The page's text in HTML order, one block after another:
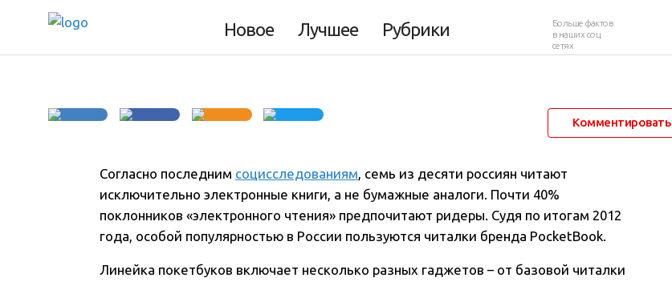
Новое Лучшее Рубрики
Больше фактов
в наших соц.
сетях
Комментировать
Согласно последним социсследованиям, семь из десяти россиян читают
исключительно электронные книги, а не бумажные аналоги. Почти 40%
поклонников «электронного чтения» предпочитают ридеры. Судя по итогам 2012
года, особой популярностью в России пользуются читалки бренда PocketBook.
Линейка покетбуков включает несколько разных гаджетов – от базовой читалки